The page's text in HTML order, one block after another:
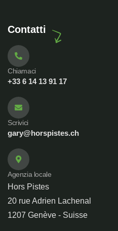
Contatti
Chiamaci
+33 6 14 13 91 17
Scrivici
gary@horspistes.ch
Agenzia locale
Hors Pistes
20 rue Adrien Lachenal
1207 Genève - Suisse